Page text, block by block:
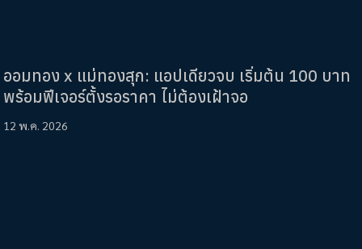
ออมทอง x แม่ทองสุก: แอปเดียวจบ เริ่มต้น 100 บาท
พร้อมฟีเจอร์ตั้งรอราคา ไม่ต้องเฝ้าจอ
12 พ.ค. 2026